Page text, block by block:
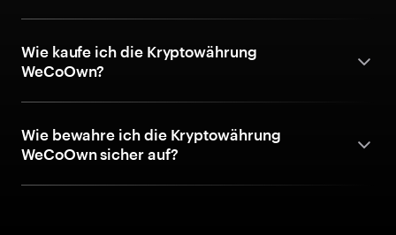
Wie kaufe ich die Kryptowährung
WeCoOwn?
Wie bewahre ich die Kryptowährung
WeCoOwn sicher auf?